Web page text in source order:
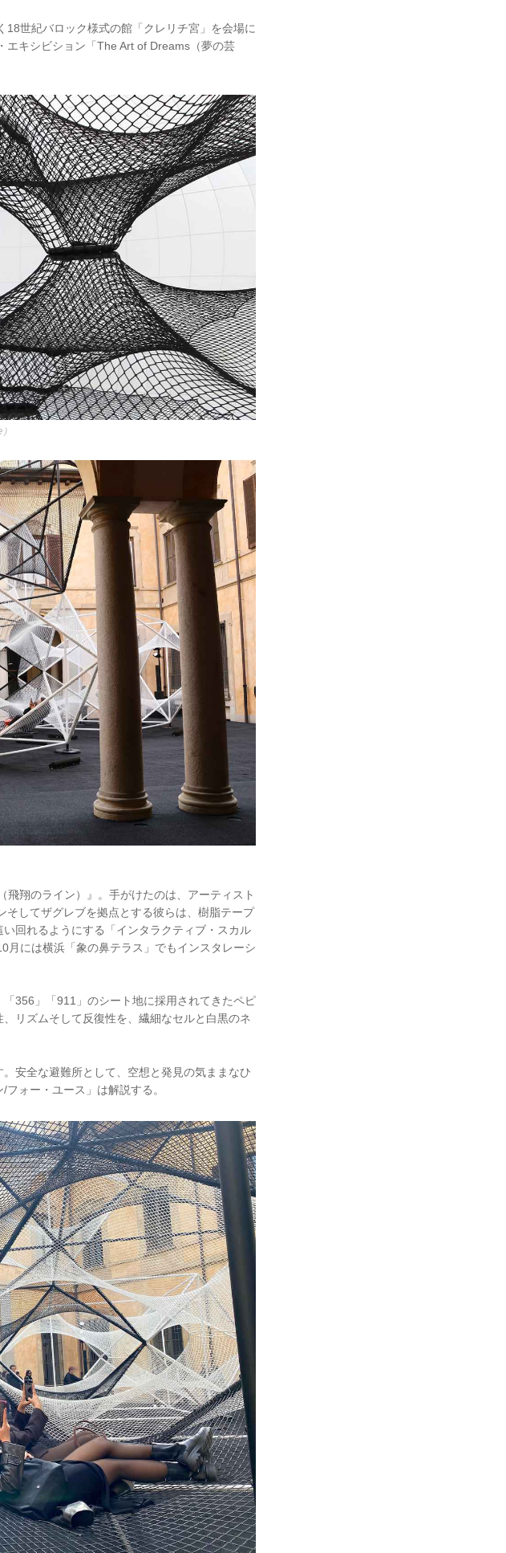
世紀バロック様式の館「クレリチ宮」を会場に
エキシビション「The Art of Dreams（夢の芸
翔のライン）』。手がけたのは、アーティスト
してザグレブを拠点とする彼らは、樹脂テープ
回れるようにする「インタラクティブ・スカル
月には横浜「象の鼻テラス」でもインスタレーシ
356」「911」のシート地に採用されてきたペピ
リズムそして反復性を、繊細なセルと白黒のネ
安全な避難所として、空想と発見の気ままなひ
ォー・ユース」は解説する。